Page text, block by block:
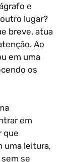
e
lugar?
breve, atua
Ao
em uma
os
em
que
uma leitura,
se